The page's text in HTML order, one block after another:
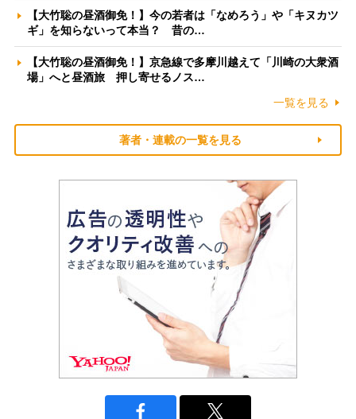
【大竹聡の昼酒御免！】今の若者は「なめろう」や「キヌカツ
ギ」を知らないって本当？ 昔の…
【大竹聡の昼酒御免！】京急線で多摩川越えて「川崎の大衆酒
場」へと昼酒旅 押し寄せるノス…
一覧を見る
著者・連載の一覧を見る